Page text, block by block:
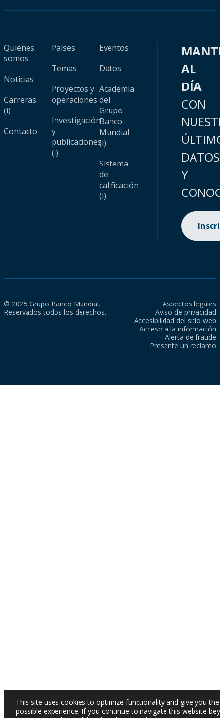
Quiénes
somos
Noticias
Carreras
(i)
Contacto
Países
Temas
Proyectos y
operaciones
Investigación
y
publicaciones
(i)
Eventos
Datos
Academia
del
Grupo
Banco
Mundial
(i)
Sistema
de
calificación
(i)
AL
DÍA
CON
DATOS
Y
© 2025 Grupo Banco Mundial.
Reservados todos los derechos.
Aspectos legales
Aviso de privacidad
Accesibilidad del sitio web
Acceso a la información
Alerta de fraude
Presente un reclamo
This site uses cookies to optimize functionality and give you
possible experience. If you continue to navigate this website